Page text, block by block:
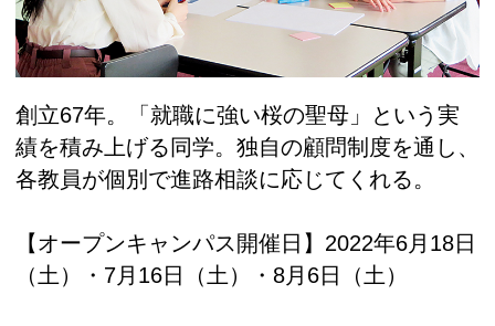
創立67年。「就職に強い桜の聖母」という実
績を積み上げる同学。独自の顧問制度を通し、
各教員が個別で進路相談に応じてくれる。
【オープンキャンパス開催日】2022年6月18日
（土）・7月16日（土）・8月6日（土）